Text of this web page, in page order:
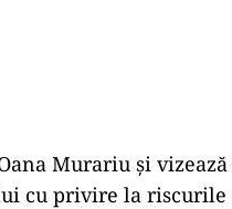
Murariu și
cu privire la riscurile